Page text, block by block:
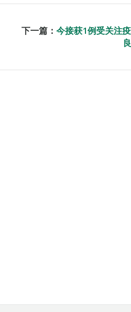
下一篇： 今接获1例受关注